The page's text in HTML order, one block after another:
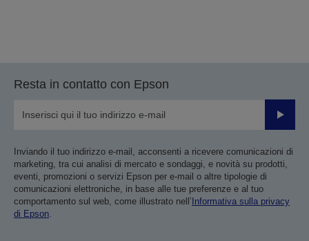
Resta in contatto con Epson
Invia
Inviando il tuo indirizzo e-mail, acconsenti a ricevere comunicazioni di
marketing, tra cui analisi di mercato e sondaggi, e novità su prodotti,
eventi, promozioni o servizi Epson per e-mail o altre tipologie di
comunicazioni elettroniche, in base alle tue preferenze e al tuo
comportamento sul web, come illustrato nell’ Informativa sulla privacy
di Epson.